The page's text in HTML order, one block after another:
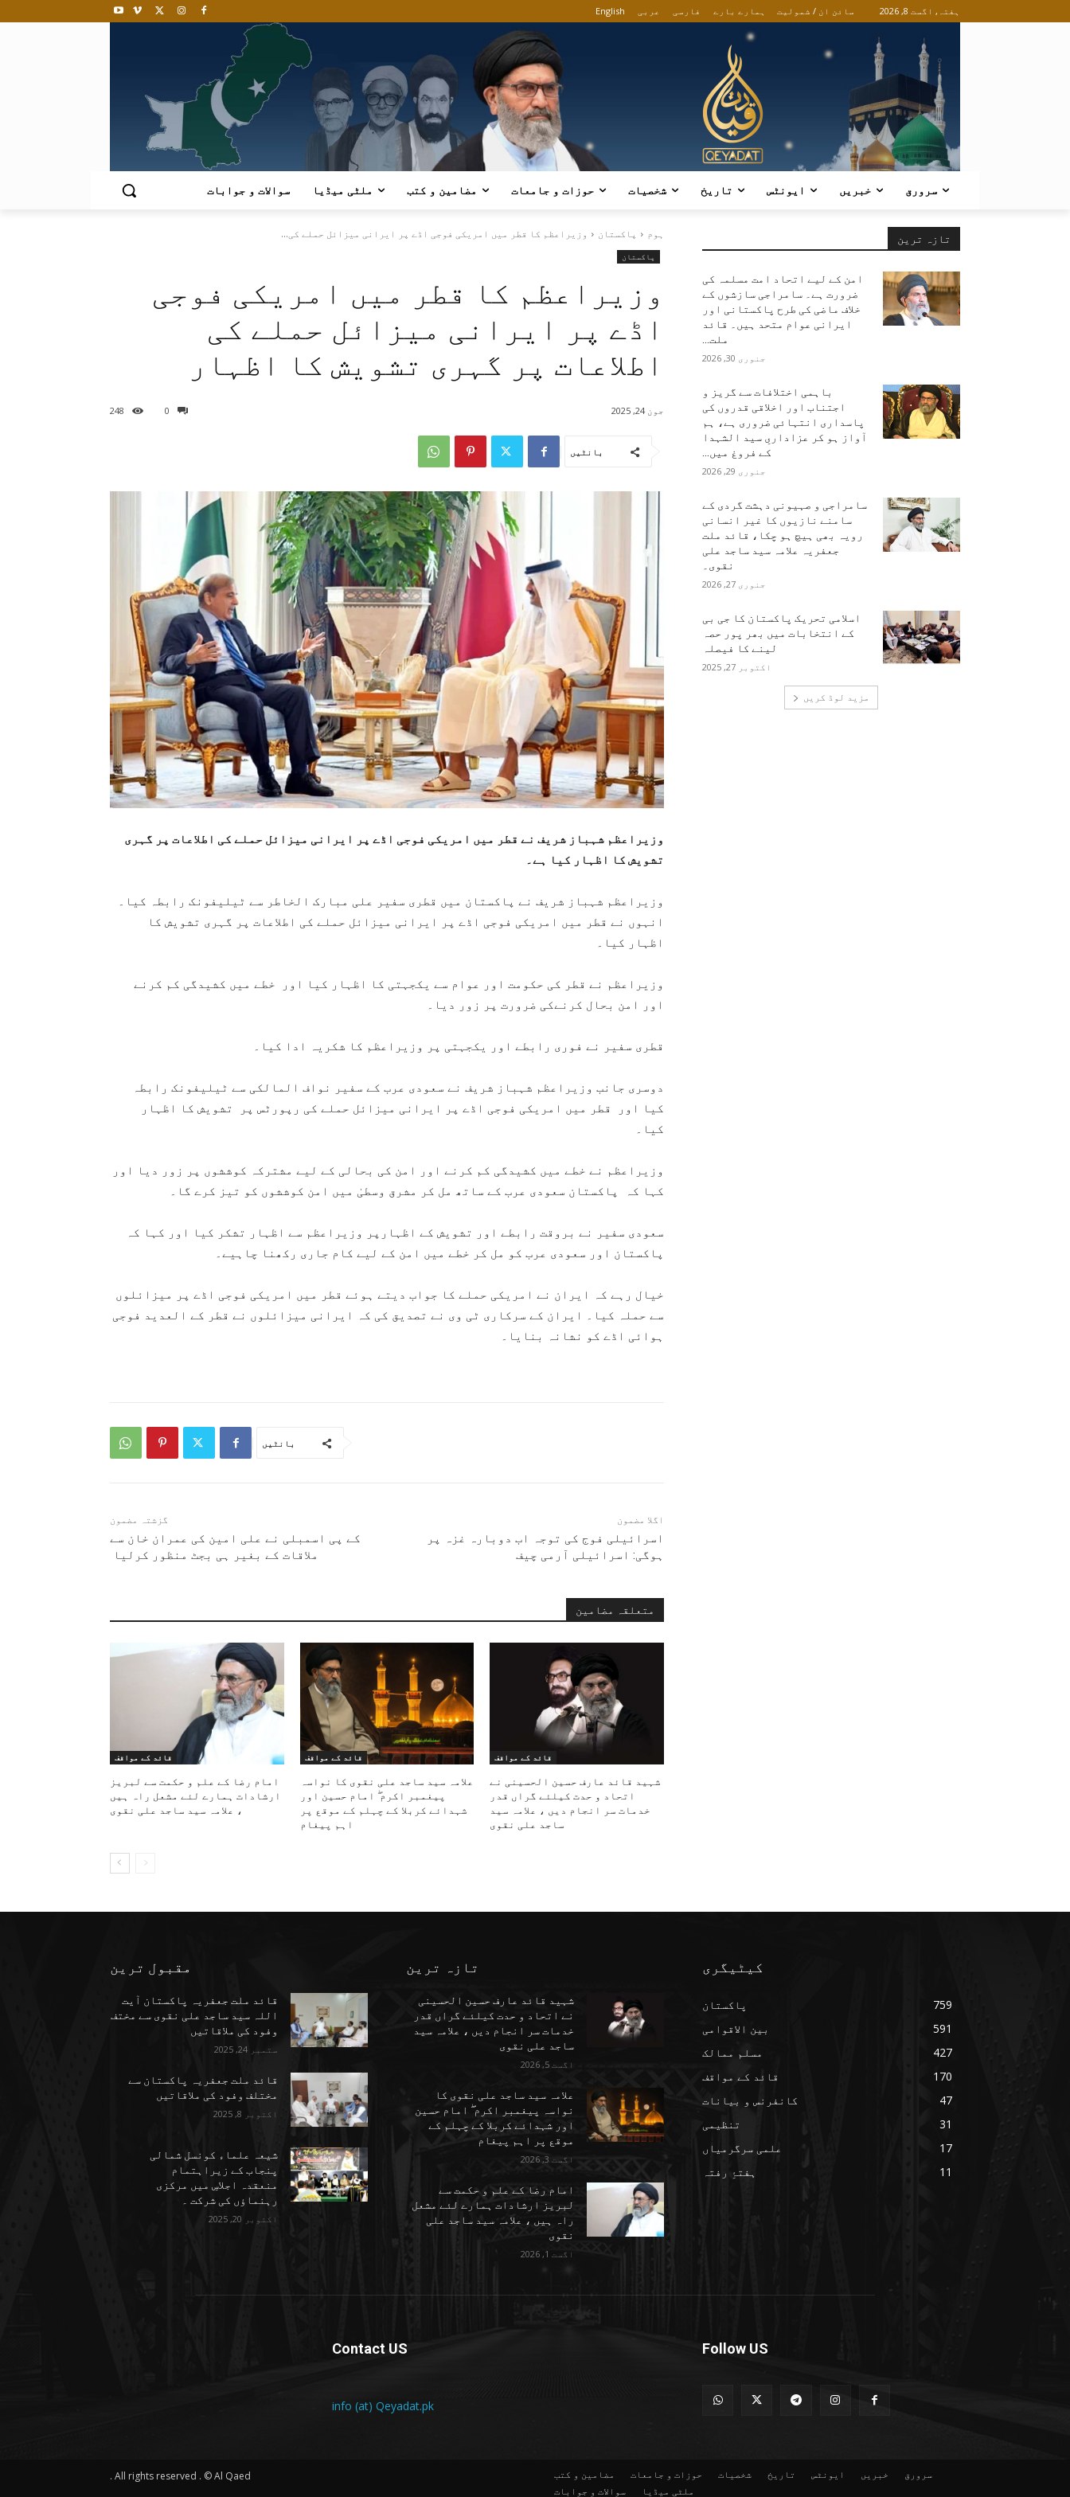
ہفتہ, اگست 8, 2026 سائن ان / شمولیت English عربی فارسی ہمارے بارے
سرورق خبریں ایونٹس تاریخ شخصیات حوزات و جامعات مضامین و کتب ملٹی میڈیا سوالات و جوابات
ہوم پاکستان وزیراعظم کا قطر میں امریکی فوجی اڈے پر ایرانی میزائل حملے کی...
پاکستان
وزیراعظم کا قطر میں امریکی فوجی
اڈے پر ایرانی میزائل حملے کی
اطلاعات پر گہری تشویش کا اظہار
0
248 جون 24, 2025
بانٹیں
وزیراعظم شہباز شریف نے قطر میں امریکی فوجی اڈے پر ایرانی میزائل حملے کی اطلاعات پر گہری
تشویش کا اظہار کیا ہے۔
وزیراعظم شہباز شریف نے پاکستان میں قطری سفیر علی مبارک الخاطر سے ٹیلیفونک رابطہ کیا۔
انہوں نے قطر میں امریکی فوجی اڈے پر ایرانی میزائل حملے کی اطلاعات پر گہری تشویش کا
اظہار کیا۔
وزیراعظم نے قطر کی حکومت اور عوام سے یکجہتی کا اظہار کیا اور خطے میں کشیدگی کم کرنے
اور امن بحال کرنےکی ضرورت پر زور دیا۔
قطری سفیر نے فوری رابطے اور یکجہتی پر وزیراعظم کا شکریہ ادا کیا۔
دوسری جانب وزیراعظم شہباز شریف نے سعودی عرب کے سفیر نواف المالکی سے ٹیلیفونک رابطہ
کیا اور قطر میں امریکی فوجی اڈے پر ایرانی میزائل حملے کی رپورٹس پر تشویش کا اظہار
کیا۔
وزیراعظم نے خطے میں کشیدگی کم کرنے اور امن کی بحالی کے لیے مشترکہ کوششوں پر زور دیا اور
کہا کہ پاکستان سعودی عرب کے ساتھ مل کر مشرق وسطیٰ میں امن کوششوں کو تیز کرے گا۔
سعودی سفیر نے بروقت رابطے اور تشویش کے اظہارپر وزیراعظم سے اظہار تشکر کیا اور کہا کہ
پاکستان اور سعودی عرب کو مل کر خطے میں امن کے لیے کام جاری رکھنا چاہیے۔
خیال رہے کہ ایران نے امریکی حملے کا جواب دیتے ہوئے قطر میں امریکی فوجی اڈے پر میزائلوں
سے حملہ کیا۔ ایران کے سرکاری ٹی وی نے تصدیق کی کہ ایرانی میزائلوں نے قطر کے العدید فوجی
ہوائی اڈے کو نشانہ بنایا۔
بانٹیں
گزشتہ مضمون
کے پی اسمبلی نے علی امین کی عمران خان سے
ملاقات کے بغیر ہی بجٹ منظور کرلیا
اگلا مضمون
اسرائیلی فوج کی توجہ اب دوبارہ غزہ پر
ہوگی: اسرائیلی آرمی چیف
متعلقہ مضامین
قائد کے مواقف
شہید قائد عارف حسین الحسینی نے
اتحاد و حدت کیلئے گراں قدر
خدمات سر انجام دیں ، علامہ سید
ساجد علی نقوی
قائد کے مواقف
علامہ سید ساجد علی نقوی کا نواسہ
پیغمبر اکرم ۖ امام حسین اور
شہدائے کربلا کے چہلم کے موقع پر
اہم پیغام
قائد کے مواقف
امام رضا کے علم و حکمت سے لبریز
ارشادات ہمارے لئے مشعل راہ ہیں
، علامہ سید ساجد علی نقوی
تازہ ترین
امن کے لیے اتحاد امت مسلمہ کی
ضرورت ہے۔ سامراجی سازشوں کے
خلاف ماضی کی طرح پاکستانی اور
ایرانی عوام متحد ہیں۔ قائد
ملت...
جنوری 30, 2026
باہمی اختلافات سے گریز و
اجتناب اور اخلاقی قدروں کی
پاسداری انتہائی ضروری ہے، ہم
آواز ہو کر عزاداریِ سید الشہدا
کے فروغ میں...
جنوری 29, 2026
سامراجی و صہیونی دہشت گردی کے
سامنے نازیوں کا غیر انسانی
رویہ بھی ہیچ ہو چکا، قائد ملت
جعفریہ علامہ سید ساجد علی
نقوی۔
جنوری 27, 2026
اسلامی تحریک پاکستان کا جی بی
کے انتخابات میں بھر پور حصہ
لینے کا فیصلہ
اکتوبر 27, 2025
مزید لوڈ کریں
مقبول ترین
قائد ملت جعفریہ پاکستان آیت
اللہ سید ساجد علی نقوی سے مختف
وفود کی ملاقاتیں
ستمبر 24, 2025
قائد ملت جعفریہ پاکستان سے
مختلف وفود کی ملاقاتیں
اکتوبر 8, 2025
شیعہ علماء کونسل شمالی
پنجاب کے زیراہتمام
منعقدہ اجلاسِ میں مرکزی
رہنماؤں کی شرکت ۔
اکتوبر 20, 2025
تازہ ترین
شہید قائد عارف حسین الحسینی
نے اتحاد و حدت کیلئے گراں قدر
خدمات سر انجام دیں ، علامہ سید
ساجد علی نقوی
اگست 5, 2026
علامہ سید ساجد علی نقوی کا
نواسہ پیغمبر اکرم ۖ امام حسین
اور شہدائے کربلا کے چہلم کے
موقع پر اہم پیغام
اگست 3, 2026
امام رضا کے علم و حکمت سے
لبریز ارشادات ہمارے لئے مشعل
راہ ہیں ، علامہ سید ساجد علی
نقوی
اگست 1, 2026
کیٹیگری
پاکستان
759
بین الاقوامی
591
مسلم ممالک
427
قائد کے مواقف
170
کانفرنس و بیانات
47
تنظیمی
31
علمی سرگرمیاں
17
ہفتۂِ رفتہ
11
Contact US
info (at) Qeyadat.pk
Follow US
All rights reserved . © Al Qaed . سرورق خبریں ایونٹس تاریخ شخصیات حوزات و جامعات
مضامین و کتب
ملٹی میڈیا
سوالات و جوابات